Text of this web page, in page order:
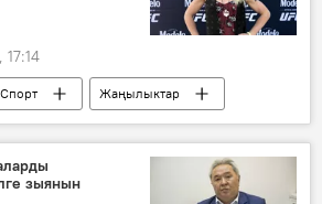
Спорт
Жаңылыктар
UFC
турнир
чемпион
зыянын